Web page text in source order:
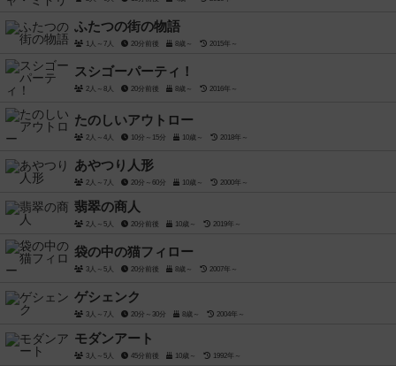
ふたつの街の物語
1人～7人 20分前後 8歳～ 2015年～
スシゴーパーティ！
2人～8人 20分前後 8歳～ 2016年～
たのしいアウトロー
2人～4人 10分～15分 10歳～ 2018年～
あやつり人形
2人～7人 20分～60分 10歳～ 2000年～
翡翠の商人
2人～5人 20分前後 10歳～ 2019年～
袋の中の猫フィロー
3人～5人 20分前後 8歳～ 2007年～
ゲシェンク
3人～7人 20分～30分 8歳～ 2004年～
モダンアート
3人～5人 45分前後 10歳～ 1992年～